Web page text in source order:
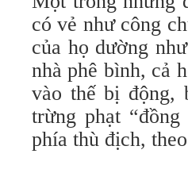
có vẻ như công
của họ dường
nhà phê bình, cả
vào thế bị động,
trừng phạt
phía thù địch,